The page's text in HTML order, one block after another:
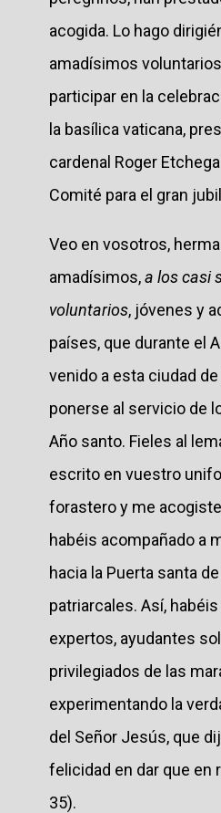
acogida. Lo hago
amadísimos
participar en la
la basílica vaticana,
cardenal Roger
Comité para el gran
Veo en vosotros,
amadísimos,a los casi
voluntarios, jóvenes y
países, que durante el
venido a esta ciudad
ponerse al servicio de
Año santo. Fieles al
escrito en vuestro
forastero y me
habéis acompañado a
hacia la Puerta santa
patriarcales. Así,
expertos, ayudantes
privilegiados de las
experimentando la
del Señor Jesús, que
felicidad en dar que en
35).